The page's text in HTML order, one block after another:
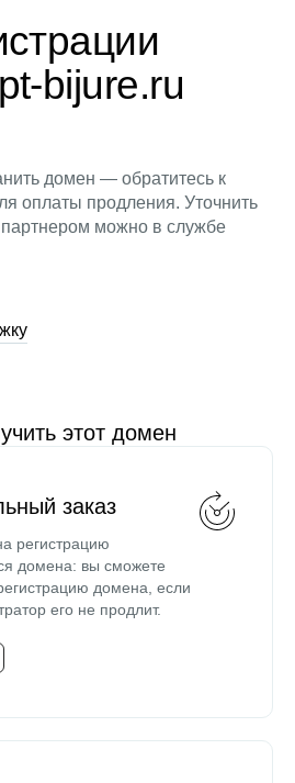
bijure.ru
домен — обратитесь к
оплаты продления. Уточнить
партнером можно в службе
этот домен
заказ
регистрацию
домена: вы сможете
домена, если
его не продлит.